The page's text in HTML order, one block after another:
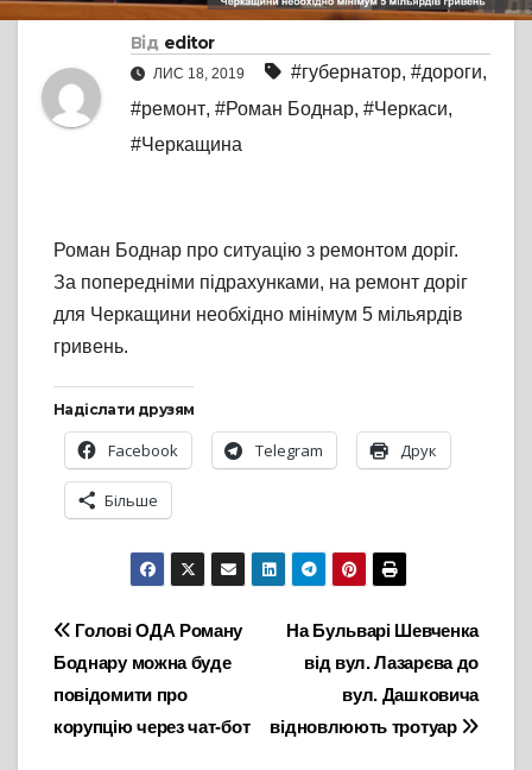
Від editor
ЛИС 18, 2019 #губернатор, #дороги,
#ремонт, #Роман Боднар, #Черкаси,
#Черкащина
Роман Боднар про ситуацію з ремонтом доріг.
За попередніми підрахунками, на ремонт доріг
для Черкащини необхідно мінімум 5 мільярдів
гривень.
Надіслати друзям
Facebook Telegram Друк
Більше
Навігація
записів
На Бульварі Шевченка
від вул. Лазарєва до
вул. Дашковича
відновлюють тротуар
Голові ОДА Роману
Боднару можна буде
повідомити про
корупцію через чат-бот